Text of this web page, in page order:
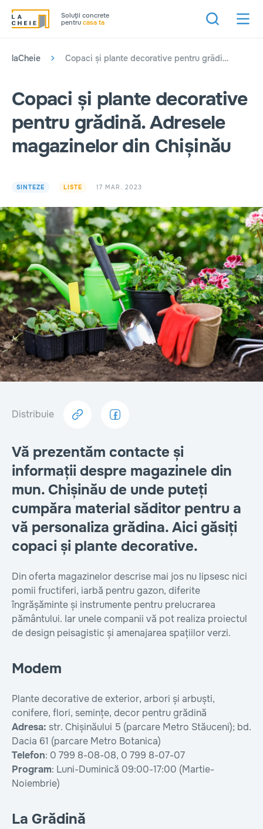
Soluţii concrete
pentru casa ta
laCheie Copaci și plante decorative pentru grădină. Adresele magazinelor din Chișinău
Copaci și plante decorative
pentru grădină. Adresele
magazinelor din Chișinău
SINTEZE LISTE 17 MAR. 2023
Distribuie
Vă prezentăm contacte și
informații despre magazinele din
mun. Chișinău de unde puteți
cumpăra material săditor pentru a
vă personaliza grădina. Aici găsiți
copaci și plante decorative.
Din oferta magazinelor descrise mai jos nu lipsesc nici
pomii fructiferi, iarbă pentru gazon, diferite
îngrășăminte și instrumente pentru prelucrarea
pământului. Iar unele companii vă pot realiza proiectul
de design peisagistic și amenajarea spațiilor verzi.
Modem
Plante decorative de exterior, arbori și arbuști,
conifere, flori, semințe, decor pentru grădină
Adresa: str. Chișinăului 5 (parcare Metro Stăuceni); bd.
Dacia 61 (parcare Metro Botanica)
Telefon: 0 799 8-08-08, 0 799 8-07-07
Program: Luni-Duminică 09:00-17:00 (Martie-
Noiembrie)
La Grădină